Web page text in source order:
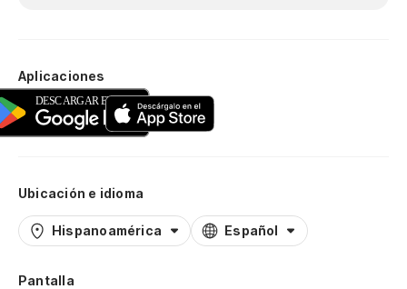
Aplicaciones
Ubicación e idioma
Hispanoamérica Español
Pantalla